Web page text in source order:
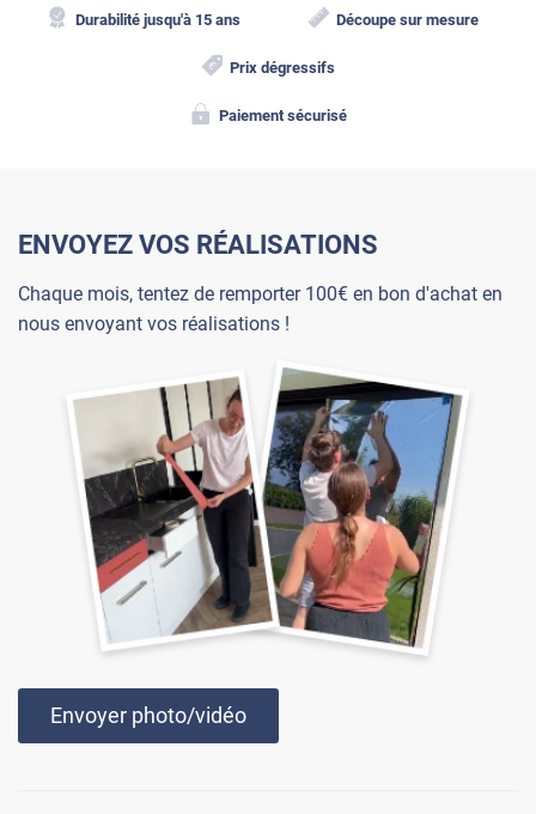
Durabilité jusqu'à 15 ans Découpe sur mesure
Prix dégressifs
Paiement sécurisé
ENVOYEZ VOS RÉALISATIONS
Chaque mois, tentez de remporter 100€ en bon d'achat en
nous envoyant vos réalisations !
Envoyer photo/vidéo